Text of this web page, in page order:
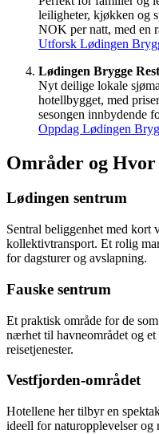
leiligheter, kjøkken og
NOK per natt, med en
Utforsk Lødingen
Lødingen Brygge
Nyt deilige lokale
hotellbygget, med
sesongen innbydende
Oppdag Lødingen
Områder og
Lødingen sentrum
Sentral beliggenhet med kort
kollektivtransport. Et rolig
for dagsturer og avslapning.
Fauske sentrum
Et praktisk område for de
nærhet til havneområdet og
reisetjenester.
Vestfjorden-området
Hotellene her tilbyr en
ideell for naturopplevelser og